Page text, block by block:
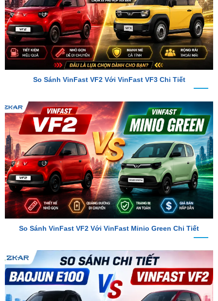
So Sánh VinFast VF2 Với VinFast VF3 Chi Tiết
So Sánh VinFast VF2 Với VinFast Minio Green Chi Tiết